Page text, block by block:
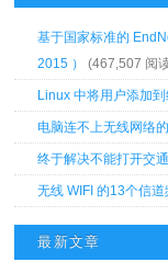
基于国家标准的
2015 ）
(467,507 阅
Linux 中将用户添加
电脑连不上无线网络
终于解决不能打开交
无线 WIFI 的13个信道
最新文章